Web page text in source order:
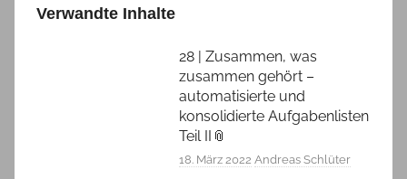
Verwandte Inhalte
28 | Zusammen, was
zusammen gehört –
automatisierte und
konsolidierte Aufgabenlisten
Teil II📎
18. März 2022 Andreas Schlüter